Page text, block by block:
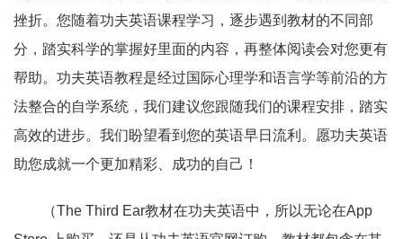
挫折。您随着功夫英语课程学习，逐步遇到教材的不同部
分，踏实科学的掌握好里面的内容，再整体阅读会对您更有
帮助。功夫英语教程是经过国际心理学和语言学等前沿的方
法整合的自学系统，我们建议您跟随我们的课程安排，踏实
高效的进步。我们盼望看到您的英语早日流利。愿功夫英语
助您成就一个更加精彩、成功的自己！
（The Third Ear教材在功夫英语中，所以无论在App